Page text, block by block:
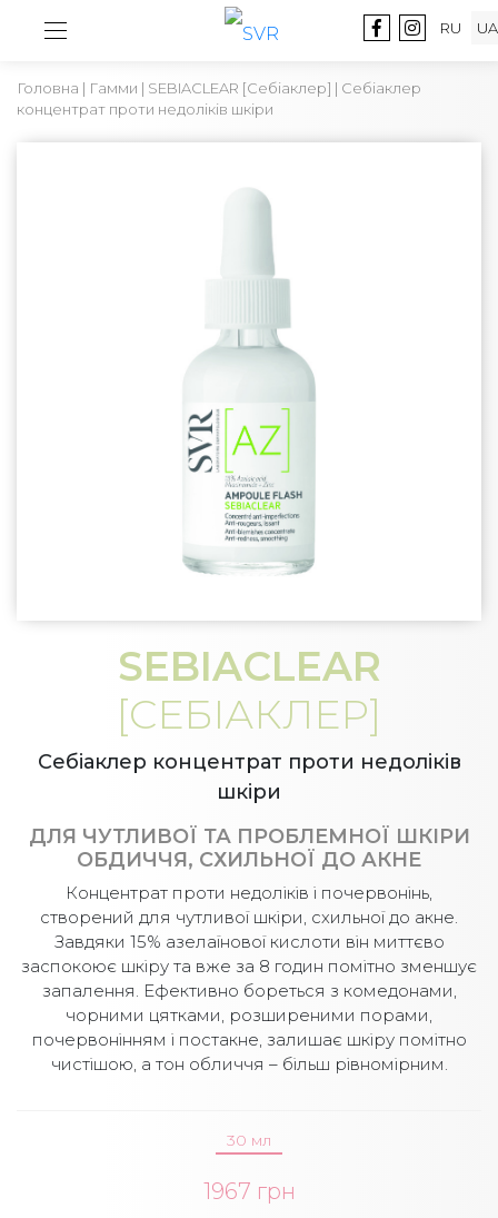
Головна | Гамми | SEBIACLEAR [Себіаклер] | Себіаклер
концентрат проти недоліків шкіри
SEBIACLEAR
[СЕБІАКЛЕР]
Себіаклер концентрат проти недоліків
шкіри
ДЛЯ ЧУТЛИВОЇ ТА ПРОБЛЕМНОЇ ШКІРИ
ОБДИЧЧЯ, СХИЛЬНОЇ ДО АКНЕ
Концентрат проти недоліків і почервонінь,
створений для чутливої шкіри, схильної до акне.
Завдяки 15% азелаїнової кислоти він миттєво
заспокоює шкіру та вже за 8 годин помітно зменшує
запалення. Ефективно бореться з комедонами,
чорними цятками, розширеними порами,
почервонінням і постакне, залишає шкіру помітно
чистішою, а тон обличчя – більш рівномірним.
30 мл
1967 грн
RU UA